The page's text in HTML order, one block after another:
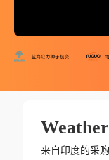
来自印度的采